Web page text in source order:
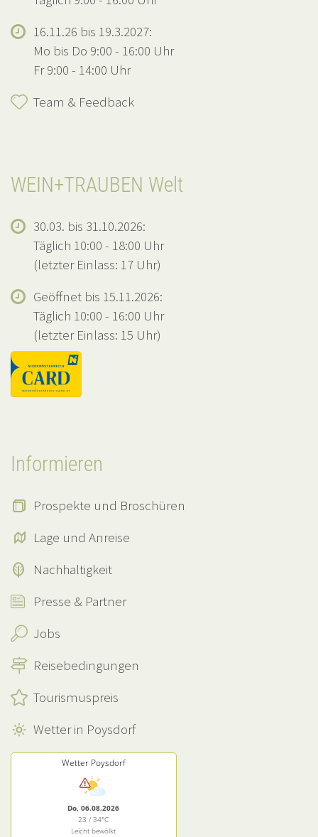
16.11.26 bis 19.3.2027:
Mo bis Do 9:00 - 16:00 Uhr
Fr 9:00 - 14:00 Uhr
Team & Feedback
WEIN+TRAUBEN Welt
30.03. bis 31.10.2026:
Täglich 10:00 - 18:00 Uhr
(letzter Einlass: 17 Uhr)
Geöffnet bis 15.11.2026:
Täglich 10:00 - 16:00 Uhr
(letzter Einlass: 15 Uhr)
Informieren
Prospekte und Broschüren
Lage und Anreise
Nachhaltigkeit
Presse & Partner
Jobs
Reisebedingungen
Tourismuspreis
Wetter in Poysdorf
Wetter Poysdorf
Do, 06.08.2026
23 / 34°C
Leicht bewölkt